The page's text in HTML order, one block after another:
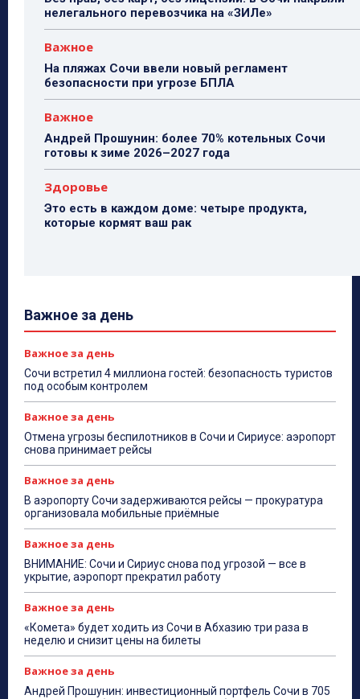
нелегального перевозчика на «ЗИЛе»
Важное
На пляжах Сочи ввели новый регламент
безопасности при угрозе БПЛА
Важное
Андрей Прошунин: более 70% котельных Сочи
готовы к зиме 2026–2027 года
Здоровье
Это есть в каждом доме: четыре продукта,
которые кормят ваш рак
Важное за день
Важное за день
Сочи встретил 4 миллиона гостей: безопасность туристов
под особым контролем
Важное за день
Отмена угрозы беспилотников в Сочи и Сириусе: аэропорт
снова принимает рейсы
Важное за день
В аэропорту Сочи задерживаются рейсы — прокуратура
организовала мобильные приёмные
Важное за день
ВНИМАНИЕ: Сочи и Сириус снова под угрозой — все в
укрытие, аэропорт прекратил работу
Важное за день
«Комета» будет ходить из Сочи в Абхазию три раза в
неделю и снизит цены на билеты
Важное за день
Андрей Прошунин: инвестиционный портфель Сочи в 705